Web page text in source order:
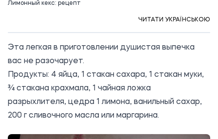
Лимонный кекс: рецепт
ЧИТАТИ УКРАЇНСЬКОЮ
Эта легкая в приготовлении душистая выпечка
вас не разочарует.
Продукты: 4 яйца, 1 стакан сахара, 1 стакан муки,
¾ стакана крахмала, 1 чайная ложка
разрыхлителя, цедра 1 лимона, ванильный сахар,
200 г сливочного масла или маргарина.